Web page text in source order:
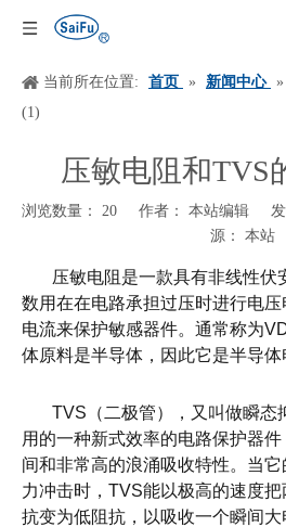
当前所在位置: 首页 » 新闻中心 »
(1)
压敏电阻和TVS
浏览数量： 20 作者： 本站编辑 发
源： 本站
压敏电阻是一款具有非线性伏
数用在在电路承担过压时进行电
电流来保护敏感器件。通常称为
体原料是半导体，因此它是半导体
TVS （二极管），又叫做瞬
用的一种新式效率的电路保护器
间和非常高的浪涌吸收特性。当
力冲击时， TVS能以极高的速度
抗变为低阻抗，以吸收一个瞬间大